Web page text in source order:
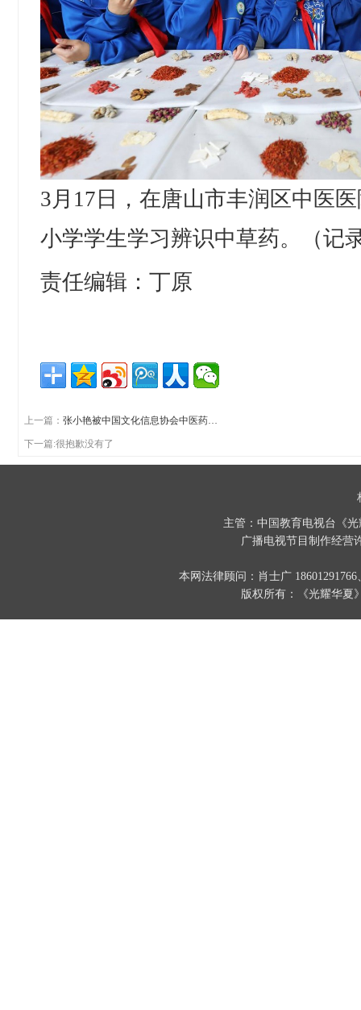
3月17日，在唐山市丰润区中医
小学学生学习辨识中草药。（记
责任编辑：丁原
上一篇：张小艳被中国文化信息协会中医药…
下一篇:很抱歉没有了
主管：中国教育电视台《
广播电视节目制作经营
本网法律顾问：肖士广
版权所有：《光耀华夏